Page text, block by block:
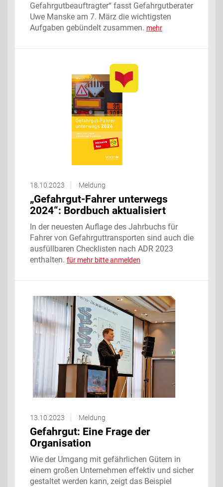
Gefahrgutbeauftragter“ fasst Gefahrgutberater
Uwe Manske am 7. März die wichtigsten
Aufgaben gebündelt zusammen. mehr
18.10.2023 Meldung
„Gefahrgut-Fahrer unterwegs
2024“: Bordbuch aktualisiert
In der neuesten Auflage des Jahrbuchs für
Fahrer von Gefahrguttransporten sind auch die
ausfüllbaren Checklisten nach ADR 2023
enthalten. für mehr bitte anmelden
13.10.2023 Meldung
Gefahrgut: Eine Frage der
Organisation
Wie der Umgang mit gefährlichen Gütern in
einem großen Unternehmen effektiv und sicher
gestaltet werden kann, zeigt das Beispiel